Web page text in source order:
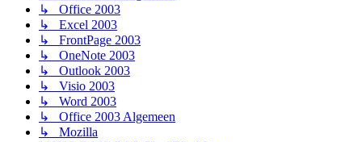
↳ Office 2003
↳ Excel 2003
↳ FrontPage 2003
↳ OneNote 2003
↳ Outlook 2003
↳ Visio 2003
↳ Word 2003
↳ Office 2003 Algemeen
↳ Mozilla